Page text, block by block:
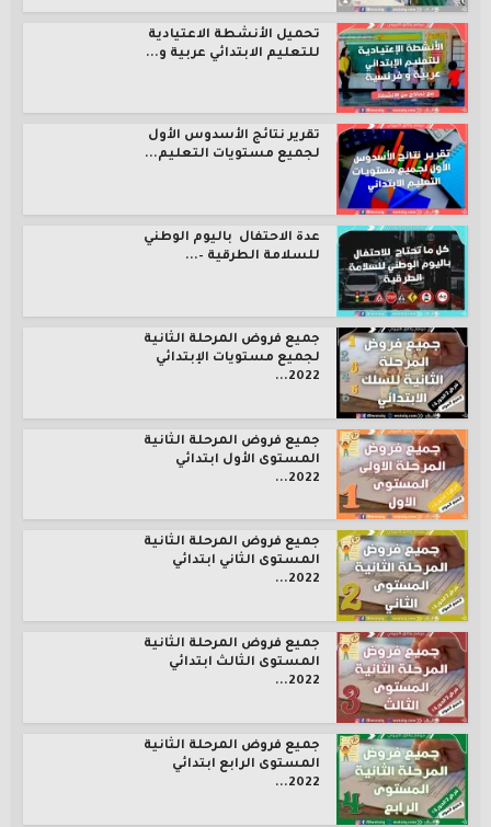
تحميل الأنشطة الاعتيادية
للتعليم الابتدائي عربية و...
تقرير نتائج الأسدوس الأول
لجميع مستويات التعليم...
عدة الاحتفال باليوم الوطني
للسلامة الطرقية –...
جميع فروض المرحلة الثانية
لجميع مستويات الإبتدائي
2022...
جميع فروض المرحلة الثانية
المستوى الأول ابتدائي
2022...
جميع فروض المرحلة الثانية
المستوى الثاني ابتدائي
2022...
جميع فروض المرحلة الثانية
المستوى الثالث ابتدائي
2022...
جميع فروض المرحلة الثانية
المستوى الرابع ابتدائي
2022...